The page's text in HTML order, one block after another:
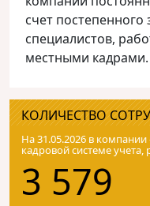
счет
специалистов,
местными кадрами.
КОЛИЧЕСТВО
На 31.05.2026 в
кадровой системе учета,
3 579